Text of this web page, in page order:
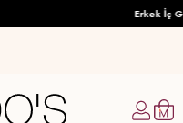
Erkek İç